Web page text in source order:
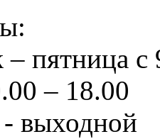
– пятница с
– 18.00
- выходной